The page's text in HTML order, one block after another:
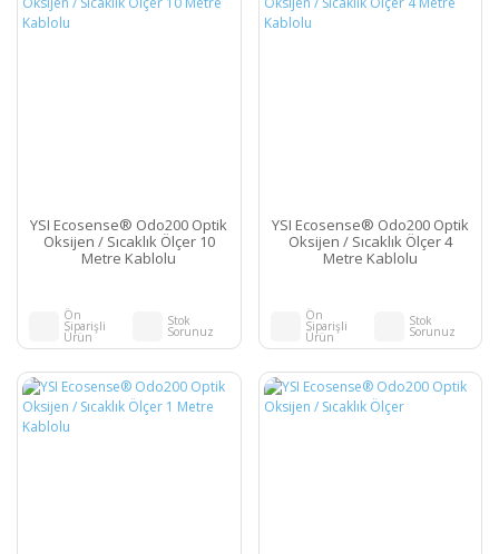
YSI Ecosense® Odo200 Optik
Oksijen / Sıcaklık Ölçer 10
Metre Kablolu
Ön
Siparişli
Ürün
Stok
Sorunuz
YSI Ecosense® Odo200 Optik
Oksijen / Sıcaklık Ölçer 4
Metre Kablolu
Ön
Siparişli
Ürün
Stok
Sorunuz